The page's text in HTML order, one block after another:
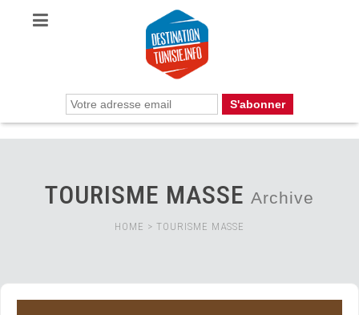
TOURISME MASSE Archive
HOME > TOURISME MASSE